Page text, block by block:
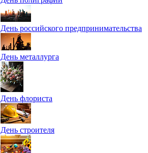
День российского предпринимательства
День металлурга
День флориста
День строителя